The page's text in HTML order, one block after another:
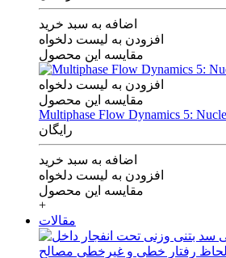
اضافه به سبد خرید
افزودن به لیست دلخواه
مقایسه این محصول
افزودن به لیست دلخواه
مقایسه این محصول
Multiphase Flow Dynamics 5:
رایگان
اضافه به سبد خرید
افزودن به لیست دلخواه
مقایسه این محصول
+
مقالات